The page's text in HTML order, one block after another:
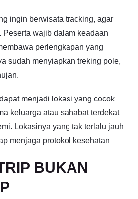
ingin berwisata tracking, agar
Peserta wajib dalam keadaan
perlengkapan yang
sudah menyiapkan treking pole,
menjadi lokasi yang cocok
keluarga atau sahabat terdekat
Lokasinya yang tak terlalu jauh
menjaga protokol kesehatan
BUKAN